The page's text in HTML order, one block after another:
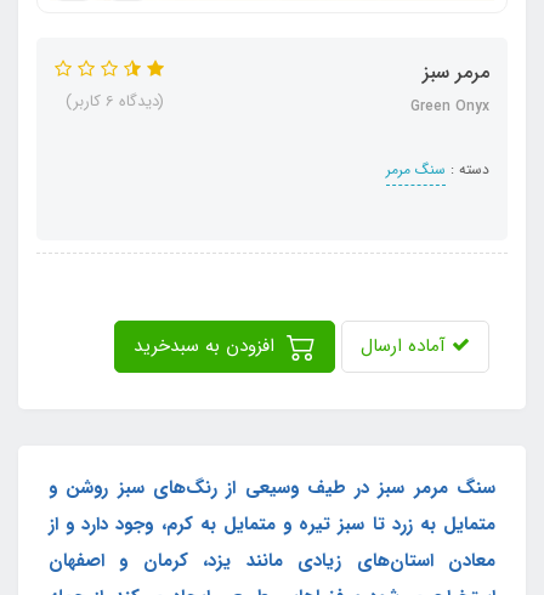
مرمر سبز
Green Onyx
دسته : سنگ مرمر
(دیدگاه 6 کاربر)
آماده ارسال
سنگ مرمر سبز در طیف وسیعی از رنگ‌های سبز روشن و
متمایل به زرد تا سبز تیره و متمایل به کرم، وجود دارد و از
معادن استان‌های زیادی مانند یزد، کرمان و اصفهان